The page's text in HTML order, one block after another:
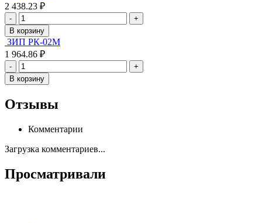
2 438.23 ₽
-
+
В корзину
ЗИП РК-02М
1 964.86 ₽
-
+
В корзину
Отзывы
Комментарии
Загрузка комментариев...
Просматривали